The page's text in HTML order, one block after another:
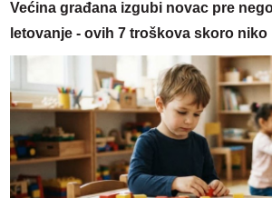
Većina građana izgubi novac pre
letovanje - ovih 7 troškova skoro niko